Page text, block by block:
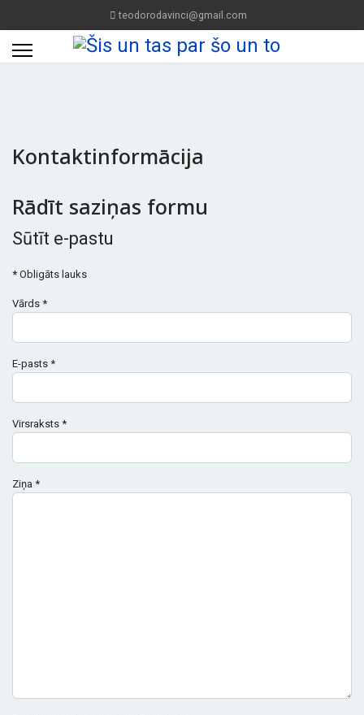
teodorodavinci@gmail.com
Kontaktinformācija
Rādīt saziņas formu
Sūtīt e-pastu
* Obligāts lauks
Vārds *
E-pasts *
Virsraksts *
Ziņa *